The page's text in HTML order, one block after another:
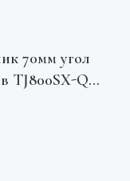
70мм угол
TJ800SX-Q